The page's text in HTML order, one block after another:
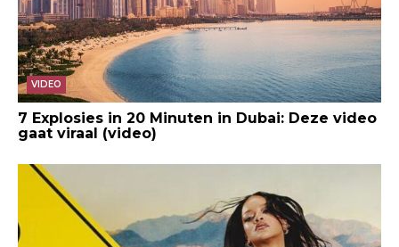
VIDEO
7 Explosies in 20 Minuten in Dubai: Deze video
gaat viraal (video)